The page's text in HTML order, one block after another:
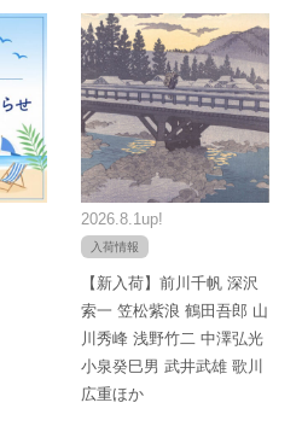
2026.8.1up!
入荷情報
【新入荷】前川千帆 深沢
索一 笠松紫浪 鶴田吾郎 山
川秀峰 浅野竹二 中澤弘光
小泉癸巳男 武井武雄 歌川
広重ほか